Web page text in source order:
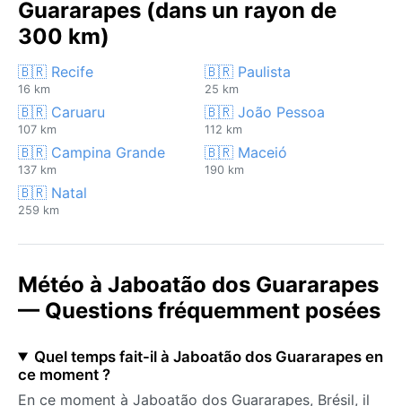
Guararapes (dans un rayon de
300 km)
🇧🇷 Recife
16 km
🇧🇷 Paulista
25 km
🇧🇷 Caruaru
107 km
🇧🇷 João Pessoa
112 km
🇧🇷 Campina Grande
137 km
🇧🇷 Maceió
190 km
🇧🇷 Natal
259 km
Météo à Jaboatão dos Guararapes
— Questions fréquemment posées
Quel temps fait-il à Jaboatão dos Guararapes en
ce moment ?
En ce moment à Jaboatão dos Guararapes, Brésil, il